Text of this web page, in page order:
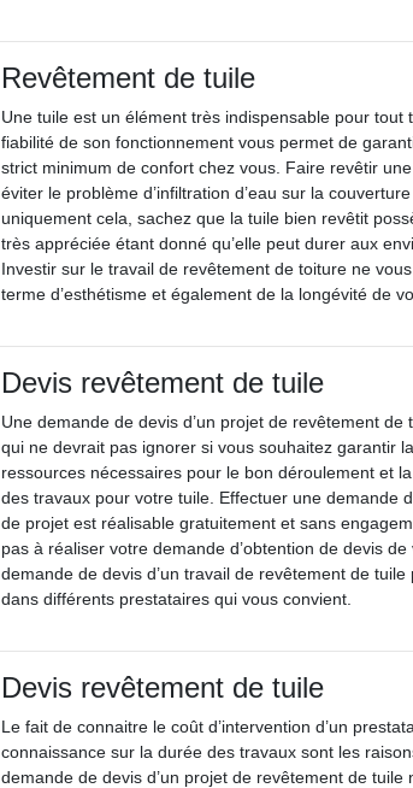
Revêtement de tuile
Une tuile est un élément très indispensable pour tout
fiabilité de son fonctionnement vous permet de
strict minimum de confort chez vous. Faire revêtir
éviter le problème d’infiltration d’eau sur la
uniquement cela, sachez que la tuile bien revêtit
très appréciée étant donné qu’elle peut durer aux
Investir sur le travail de revêtement de toiture ne
terme d’esthétisme et également de la longévité de
Devis revêtement de tuile
Une demande de devis d’un projet de revêtement de
qui ne devrait pas ignorer si vous souhaitez garantir
ressources nécessaires pour le bon déroulement et
des travaux pour votre tuile. Effectuer une demande
de projet est réalisable gratuitement et sans
pas à réaliser votre demande d’obtention de devis
demande de devis d’un travail de revêtement de
dans différents prestataires qui vous convient.
Devis revêtement de tuile
Le fait de connaitre le coût d’intervention d’un
connaissance sur la durée des travaux sont les
demande de devis d’un projet de revêtement de tuile